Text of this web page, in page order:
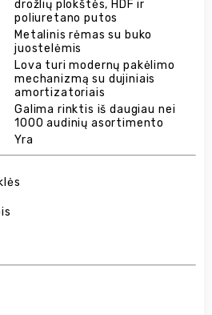
drožlių plokštės, HDF ir
poliuretano putos
Metalinis rėmas su buko
juostelėmis
Lova turi modernų pakėlimo
mechanizmą su dujiniais
amortizatoriais
Galima rinktis iš daugiau nei
1000 audinių asortimento
Yra